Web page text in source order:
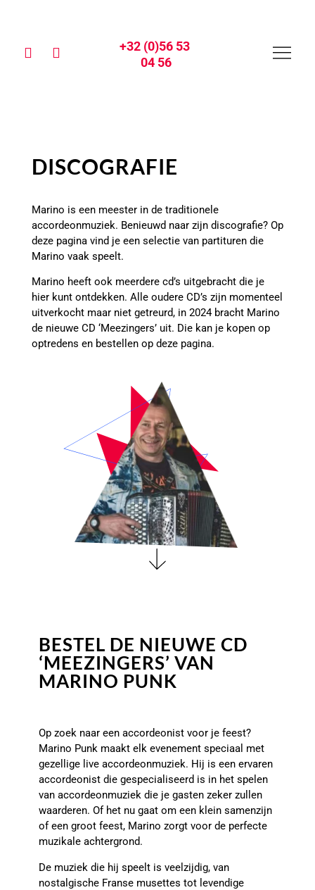
+32 (0)56 53
04 56
DISCOGRAFIE
Marino is een meester in de traditionele
accordeonmuziek. Benieuwd naar zijn discografie? Op
deze pagina vind je een selectie van partituren die
Marino vaak speelt.
Marino heeft ook meerdere cd’s uitgebracht die je
hier kunt ontdekken. Alle oudere CD’s zijn momenteel
uitverkocht maar niet getreurd, in 2024 bracht Marino
de nieuwe CD ‘Meezingers’ uit. Die kan je kopen op
optredens en bestellen op deze pagina.
BESTEL DE NIEUWE CD
‘MEEZINGERS’ VAN
MARINO PUNK
Op zoek naar een accordeonist voor je feest?
Marino Punk maakt elk evenement speciaal met
gezellige live accordeonmuziek. Hij is een ervaren
accordeonist die gespecialiseerd is in het spelen
van accordeonmuziek die je gasten zeker zullen
waarderen. Of het nu gaat om een klein samenzijn
of een groot feest, Marino zorgt voor de perfecte
muzikale achtergrond.
De muziek die hij speelt is veelzijdig, van
nostalgische Franse musettes tot levendige